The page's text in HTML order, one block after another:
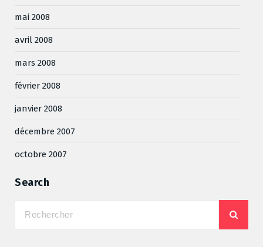
mai 2008
avril 2008
mars 2008
février 2008
janvier 2008
décembre 2007
octobre 2007
Search